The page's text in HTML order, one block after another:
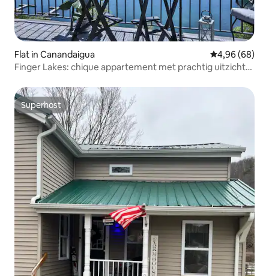
Flat in Canandaigua Gemiddelde
4,96 (68)
Finger Lakes: chique appartement met prachtig uitzicht
Superhost
Superhost